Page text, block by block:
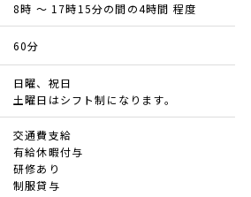
8時 ～ 17時15分の間の4時間 程度
60分
日曜、祝日
土曜日はシフト制になります。
交通費支給
有給休暇付与
研修あり
制服貸与